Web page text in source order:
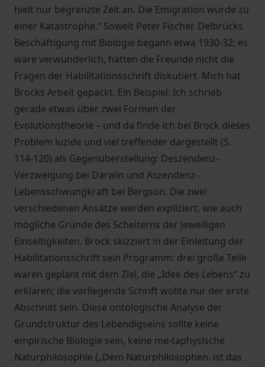
hielt nur begrenzte Zeit an. Die Emigration wurde zu
einer Katastrophe.“ Soweit Peter Fischer. Delbrücks
Beschäftigung mit Biologie begann etwa 1930-32; es
wäre verwunderlich, hätten die Freunde nicht die
Fragen der Habilitationsschrift diskutiert. Mich hat
Brocks Arbeit gepackt. Ein Beispiel: Ich schrieb
gerade etwas über zwei Formen der
Evolutionstheorie – und da finde ich bei Brock dieses
Problem luzide und viel treffender dargestellt (S.
114-120) als Gegenüberstellung: Deszendenz-
Verzweigung bei Darwin und Aszendenz-
Lebensschwungkraft bei Bergson. Die zwei
verschiedenen Ansätze werden expliziert, wie auch
mögliche Gründe des Scheiterns der jeweiligen
Einseitigkeiten. Brock skizziert in der Einleitung der
Habilitationsschrift sein Programm: drei große Teile
waren geplant mit dem Ziel, die „Idee des Lebens“ zu
erklären; die vorliegende Schrift wollte nur der erste
Abschnitt sein. Diese ontologische Analyse der
Grundstruktur des Lebendigseins sollte keine
empirische Biologie sein, keine me-taphysische
Naturphilosophie („Dem Naturphilosophen. ist das